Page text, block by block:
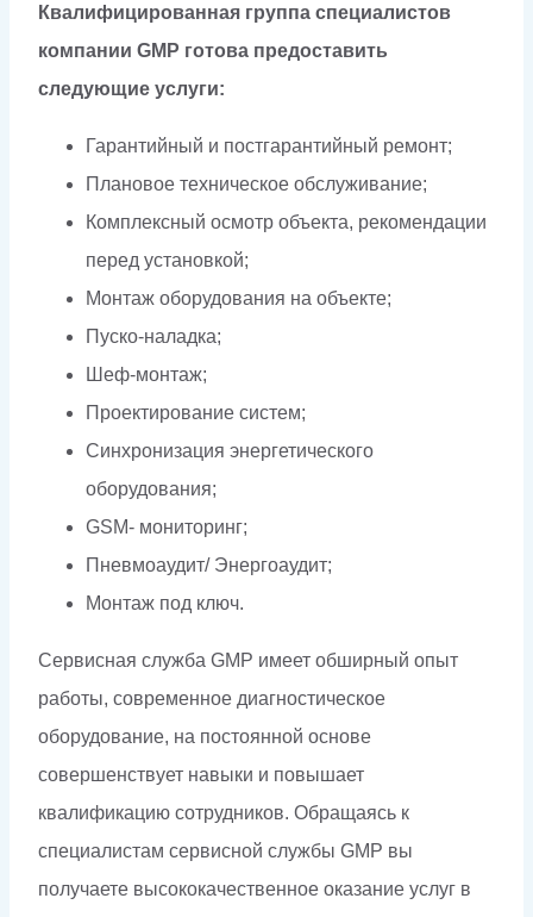
Квалифицированная группа специалистов
компании GMP готова предоставить
следующие услуги:
Гарантийный и постгарантийный ремонт;
Плановое техническое обслуживание;
Комплексный осмотр объекта, рекомендации
перед установкой;
Монтаж оборудования на объекте;
Пуско-наладка;
Шеф-монтаж;
Проектирование систем;
Синхронизация энергетического
оборудования;
GSM- мониторинг;
Пневмоаудит/ Энергоаудит;
Монтаж под ключ.
Сервисная служба GMP имеет обширный опыт
работы, современное диагностическое
оборудование, на постоянной основе
совершенствует навыки и повышает
квалификацию сотрудников. Обращаясь к
специалистам сервисной службы GMP вы
получаете высококачественное оказание услуг в